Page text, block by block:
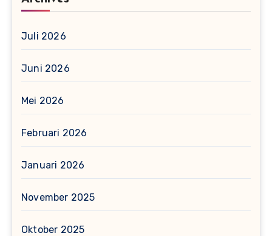
Juli 2026
Juni 2026
Mei 2026
Februari 2026
Januari 2026
November 2025
Oktober 2025